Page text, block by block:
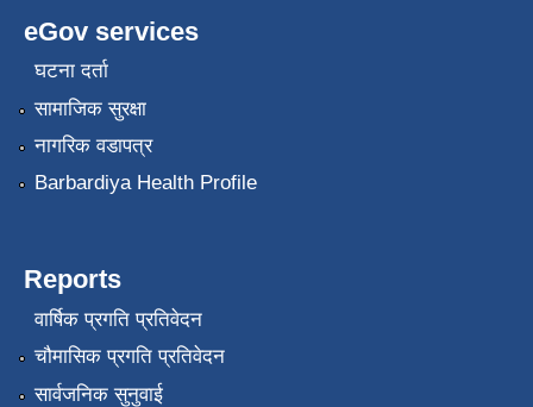
eGov services
घटना दर्ता
सामाजिक सुरक्षा
नागरिक वडापत्र
Barbardiya Health Profile
Reports
वार्षिक प्रगति प्रतिवेदन
चौमासिक प्रगति प्रतिवेदन
सार्वजनिक सुनुवाई